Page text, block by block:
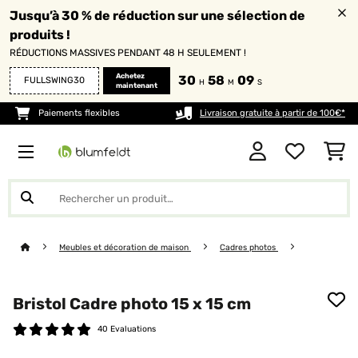
Jusqu’à 30 % de réduction sur une sélection de
produits !
RÉDUCTIONS MASSIVES PENDANT 48 H SEULEMENT !
FULLSWING30
Achetez
maintenant
30 H 58 M 08 S
Paiements flexibles Livraison gratuite à partir de 100€*
Meubles et décoration de maison Cadres photos
Bristol Cadre photo 15 x 15 cm
40 Evaluations